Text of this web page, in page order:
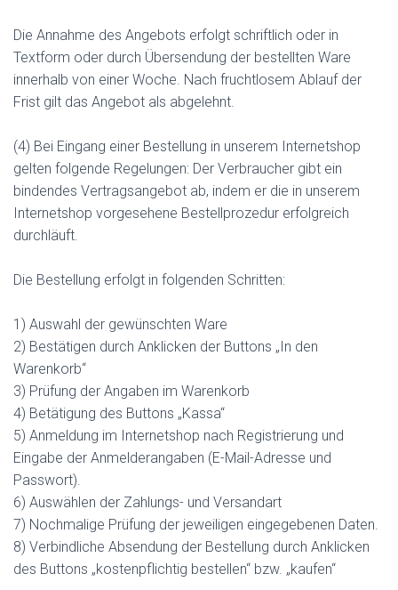
Die Annahme des Angebots erfolgt schriftlich oder in
Textform oder durch Übersendung der bestellten Ware
innerhalb von einer Woche. Nach fruchtlosem Ablauf der
Frist gilt das Angebot als abgelehnt.
(4) Bei Eingang einer Bestellung in unserem Internetshop
gelten folgende Regelungen: Der Verbraucher gibt ein
bindendes Vertragsangebot ab, indem er die in unserem
Internetshop vorgesehene Bestellprozedur erfolgreich
durchläuft.
Die Bestellung erfolgt in folgenden Schritten:
1) Auswahl der gewünschten Ware
2) Bestätigen durch Anklicken der Buttons „In den
Warenkorb“
3) Prüfung der Angaben im Warenkorb
4) Betätigung des Buttons „Kassa“
5) Anmeldung im Internetshop nach Registrierung und
Eingabe der Anmelderangaben (E-Mail-Adresse und
Passwort).
6) Auswählen der Zahlungs- und Versandart
7) Nochmalige Prüfung der jeweiligen eingegebenen Daten.
8) Verbindliche Absendung der Bestellung durch Anklicken
des Buttons „kostenpflichtig bestellen“ bzw. „kaufen“